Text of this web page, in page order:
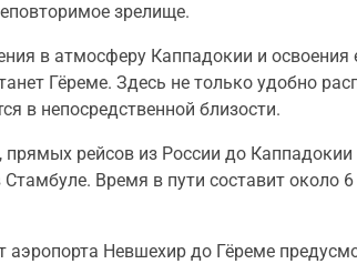
зрелище.
в атмосферу Каппадокии и
Гёреме. Здесь не только удобно
в непосредственной близости.
прямых рейсов из России до
Время в пути составит около
Невшехир до Гёреме